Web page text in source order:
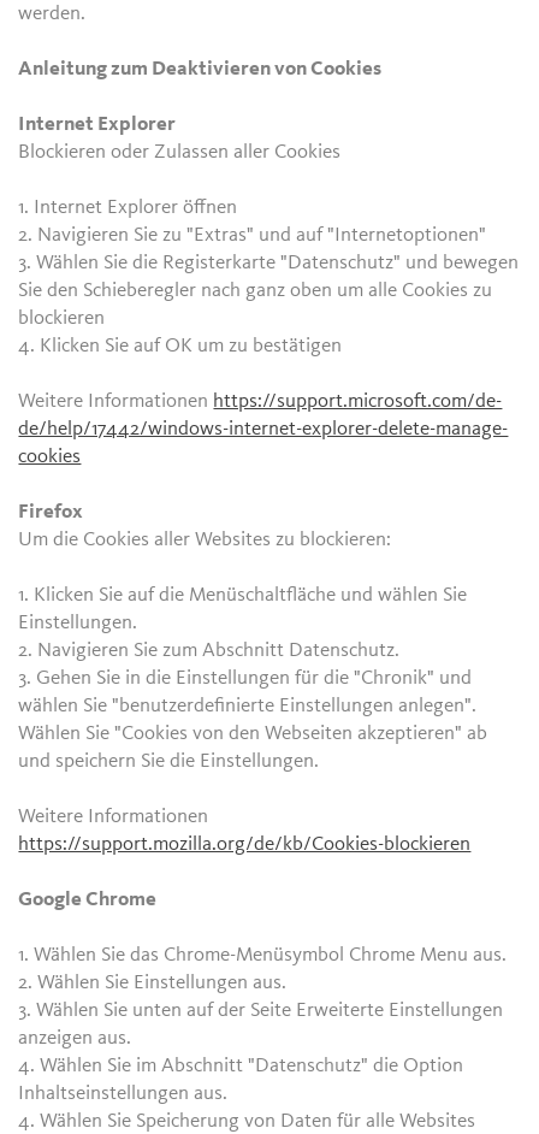
werden.
Anleitung zum Deaktivieren von Cookies
Internet Explorer
Blockieren oder Zulassen aller Cookies
1. Internet Explorer öffnen
2. Navigieren Sie zu "Extras" und auf "Internetoptionen"
3. Wählen Sie die Registerkarte "Datenschutz" und bewegen
Sie den Schieberegler nach ganz oben um alle Cookies zu
blockieren
4. Klicken Sie auf OK um zu bestätigen
Weitere Informationen https://support.microsoft.com/de-
de/help/17442/windows-internet-explorer-delete-manage-
cookies
Firefox
Um die Cookies aller Websites zu blockieren:
1. Klicken Sie auf die Menüschaltfläche und wählen Sie
Einstellungen.
2. Navigieren Sie zum Abschnitt Datenschutz.
3. Gehen Sie in die Einstellungen für die "Chronik" und
wählen Sie "benutzerdefinierte Einstellungen anlegen".
Wählen Sie "Cookies von den Webseiten akzeptieren" ab
und speichern Sie die Einstellungen.
Weitere Informationen
https://support.mozilla.org/de/kb/Cookies-blockieren
Google Chrome
1. Wählen Sie das Chrome-Menüsymbol Chrome Menu aus.
2. Wählen Sie Einstellungen aus.
3. Wählen Sie unten auf der Seite Erweiterte Einstellungen
anzeigen aus.
4. Wählen Sie im Abschnitt "Datenschutz" die Option
Inhaltseinstellungen aus.
4. Wählen Sie Speicherung von Daten für alle Websites